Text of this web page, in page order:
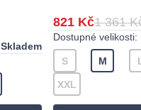
Skladem
821 Kč1 361
Dostupné velikosti:
S M
XXL